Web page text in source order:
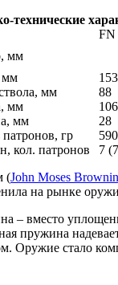
технические
FN
мм
мм
153
мм
88
мм
106
мм
28
патронов, гр
590
кол. патронов
7
(John Moses
на рынке
– вместо
пружина
Оружие стало